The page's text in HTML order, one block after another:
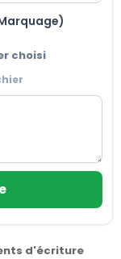
choisi
d'écriture